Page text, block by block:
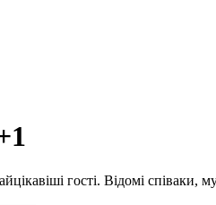
гості. Відомі